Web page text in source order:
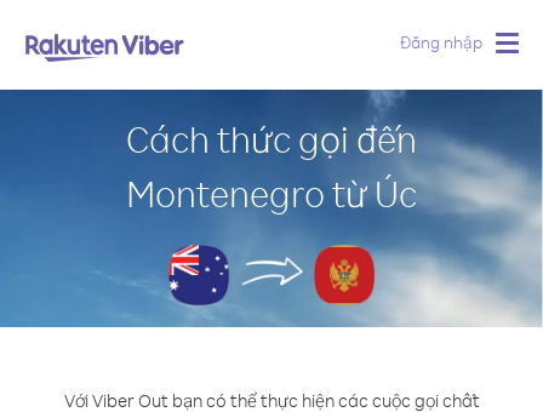
Đăng nhập
Cách thức gọi đến
Montenegro từ Úc
Với Viber Out bạn có thể thực hiện các cuộc gọi chất